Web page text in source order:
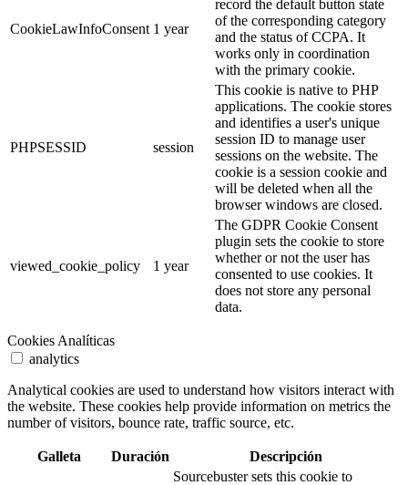
CookieLawInfoConsent 1 year
record the default button state
of the corresponding category
and the status of CCPA. It
works only in coordination
with the primary cookie.
PHPSESSID session
This cookie is native to PHP
applications. The cookie stores
and identifies a user's unique
session ID to manage user
sessions on the website. The
cookie is a session cookie and
will be deleted when all the
browser windows are closed.
viewed_cookie_policy 1 year
The GDPR Cookie Consent
plugin sets the cookie to store
whether or not the user has
consented to use cookies. It
does not store any personal
data.
Cookies Analíticas
analytics
Analytical cookies are used to understand how visitors interact with
the website. These cookies help provide information on metrics the
number of visitors, bounce rate, traffic source, etc.
Galleta Duración
Descripción
Sourcebuster sets this cookie to